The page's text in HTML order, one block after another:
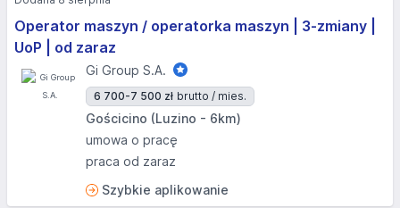
Operator maszyn / operatorka maszyn | 3-zmiany |
UoP | od zaraz
Gi Group S.A.
6 700-7 500 zł brutto / mies.
Gościcino (Luzino - 6km)
umowa o pracę
praca od zaraz
Szybkie aplikowanie